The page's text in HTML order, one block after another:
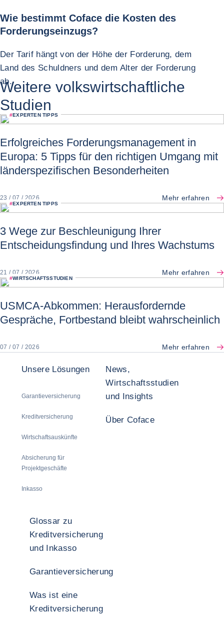
Wie bestimmt Coface die Kosten des
Forderungseinzugs?
Der Tarif hängt von der Höhe der Forderung, dem
Land des Schuldners und dem Alter der Forderung
ab.
Weitere volkswirtschaftliche
Studien
#EXPERTEN TIPPS
Erfolgreiches Forderungsmanagement in
Europa: 5 Tipps für den richtigen Umgang mit
länderspezifischen Besonderheiten
23 / 07 / 2026 Mehr erfahren
#EXPERTEN TIPPS
3 Wege zur Beschleunigung Ihrer
Entscheidungsfindung und Ihres Wachstums
21 / 07 / 2026 Mehr erfahren
#WIRTSCHAFTSSTUDIEN
USMCA-Abkommen: Herausfordernde
Gespräche, Fortbestand bleibt wahrscheinlich
07 / 07 / 2026 Mehr erfahren
Unsere Lösungen
Garantieversicherung
Kreditversicherung
Wirtschaftsauskünfte
Absicherung für
Projektgeschäfte
Inkasso
News,
Wirtschaftsstudien
und Insights
Über Coface
Glossar zu
Kreditversicherung
und Inkasso
Garantieversicherung
Was ist eine
Kreditversicherung